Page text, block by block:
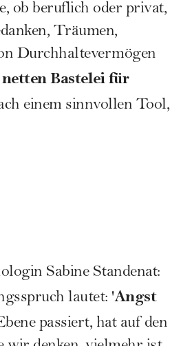
ob beruflich oder privat,
Träumen,
Durchhaltevermögen
netten Bastelei für
einem sinnvollen Tool,
Sabine Standenat:
lautet: 'Angst
passiert, hat auf den